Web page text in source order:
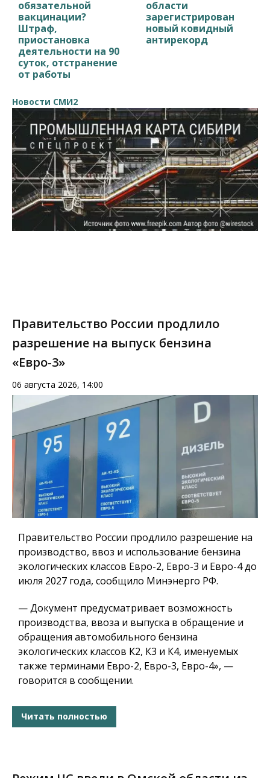
обязательной
вакцинации?
Штраф,
приостановка
деятельности на 90
суток, отстранение
от работы
области
зарегистрирован
новый ковидный
антирекорд
Новости СМИ2
Правительство России продлило
разрешение на выпуск бензина
«Евро-3»
06 августа 2026, 14:00
Правительство России продлило разрешение на
производство, ввоз и использование бензина
экологических классов Евро-2, Евро-3 и Евро-4 до
июля 2027 года, сообщило Минэнерго РФ.
— Документ предусматривает возможность
производства, ввоза и выпуска в обращение и
обращения автомобильного бензина
экологических классов К2, К3 и К4, именуемых
также терминами Евро-2, Евро-3, Евро-4», —
говорится в сообщении.
Читать полностью